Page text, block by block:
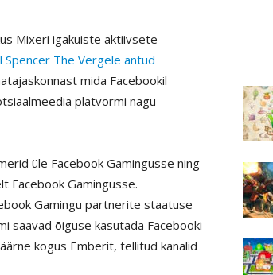
Mixeri igakuiste aktiivsete
Spencer The Vergele antud
mida Facebookil
platvormi nagu
üle Facebook Gamingusse ning
Facebook Gamingusse.
Gamingu partnerite staatuse
saavad õiguse kasutada Facebooki
kogus Emberit, tellitud kanalid